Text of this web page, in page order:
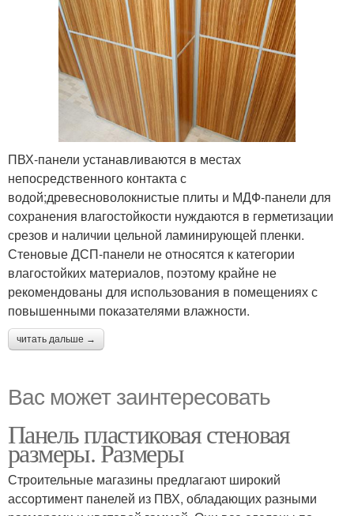
ПВХ-панели устанавливаются в местах
непосредственного контакта с
водой;древесноволокнистые плиты и МДФ-панели для
сохранения влагостойкости нуждаются в герметизации
срезов и наличии цельной ламинирующей пленки.
Стеновые ДСП-панели не относятся к категории
влагостойких материалов, поэтому крайне не
рекомендованы для использования в помещениях с
повышенными показателями влажности.
читать дальше →
Вас может заинтересовать
Панель пластиковая стеновая
размеры. Размеры
Строительные магазины предлагают широкий
ассортимент панелей из ПВХ, обладающих разными